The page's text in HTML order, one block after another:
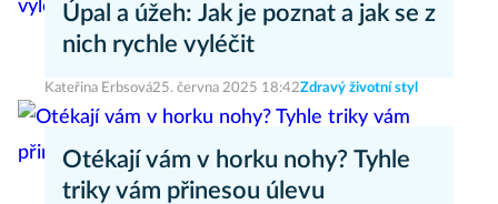
Úpal a úžeh: Jak je poznat a jak se z
nich rychle vyléčit
Kateřina Erbsová25. června 2025 18:42Zdravý životní styl
Otékají vám v horku nohy? Tyhle
triky vám přinesou úlevu